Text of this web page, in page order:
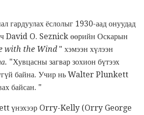
гардуулах ёслолыг 1930-аад онуудад
ч David O. Seznick өөрийн Оскарын
with the Wind" хэмээн хүлээн
"Хувцасны загвар зохион бүтээх
байна. Учир нь Walter Plunkett
байсан. "
үнэхээр Orry-Kelly (Orry George